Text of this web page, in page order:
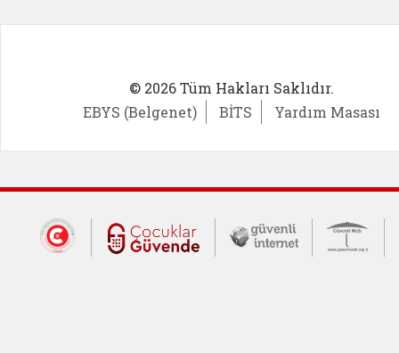
© 2026 Tüm Hakları Saklıdır.
EBYS (Belgenet)
BİTS Yardım Masası
Dış Bağlantılar
Cumhurbaşkanlığı İletişim Merkezi
Çocuklar Güvende (yeni
Güvenli